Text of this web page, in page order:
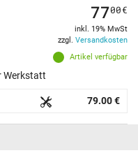
Artikel verfügbar
7700€
inkl. 19% MwSt
zzgl. Versandkosten
Werkstatt
79.00 €